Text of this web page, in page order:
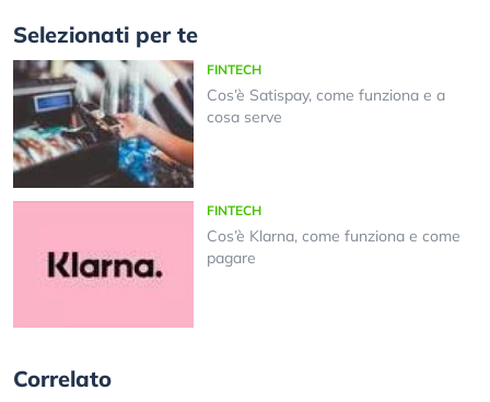
Selezionati per te
FINTECH
Cos’è Satispay, come funziona e a
cosa serve
FINTECH
Cos’è Klarna, come funziona e come
pagare
Correlato